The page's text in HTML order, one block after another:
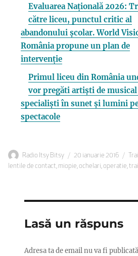
Evaluarea Națională 2026:
către liceu, punctul critic al
abandonului școlar. World
România propune un plan de
intervenție
Primul liceu din România
vor pregăti artiști de
specialiști în sunet și lumini
spectacole
Autor
Radio Itsy Bitsy
Publicat
pe
20 ianuarie 2016
lentile de contact, miopie,ochelari,operatie,
Lasă un răspuns
Adresa ta de email nu va fi